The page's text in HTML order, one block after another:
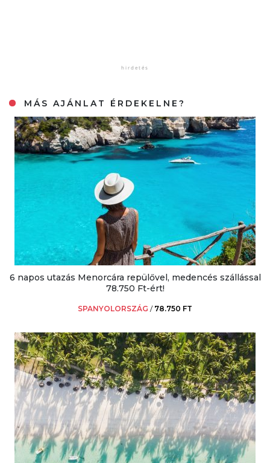
MÁS AJÁNLAT ÉRDEKELNE?
6 napos utazás Menorcára repülővel, medencés szállással
78.750 Ft-ért!
SPANYOLORSZÁG / 78.750 FT